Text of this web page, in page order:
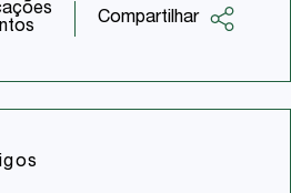
Compartilhar
Twitter